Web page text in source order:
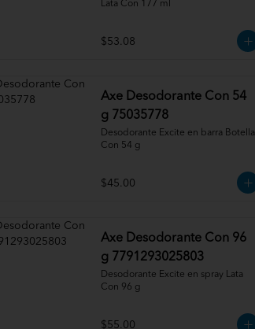
Lata Con 177 ml
$53.08
Axe Desodorante Con 54
g 75035778
Desodorante Excite en barra Botella
Con 54 g
$45.00
Axe Desodorante Con 96
g 7791293025803
Desodorante Excite en spray Lata
Con 96 g
$55.00